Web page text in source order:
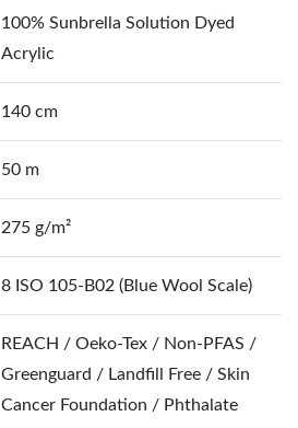
100% Sunbrella Solution Dyed
Acrylic
140 cm
50 m
275 g/m²
8 ISO 105-B02 (Blue Wool Scale)
REACH / Oeko-Tex / Non-PFAS /
Greenguard / Landfill Free / Skin
Cancer Foundation / Phthalate